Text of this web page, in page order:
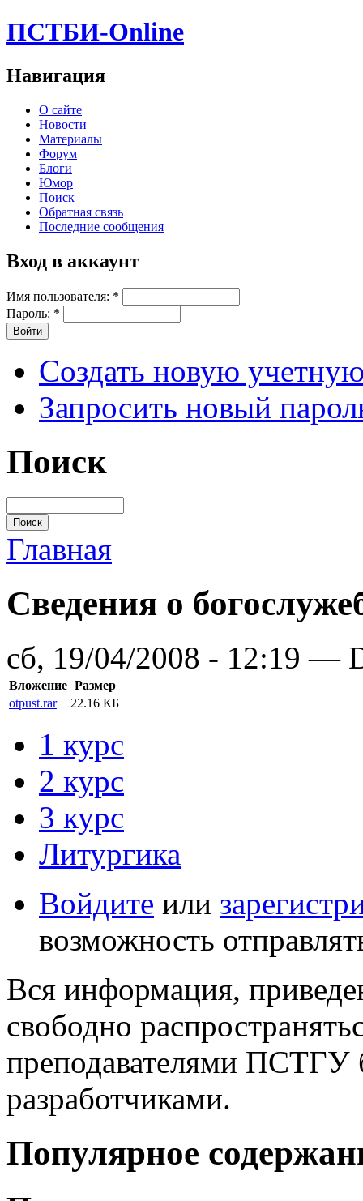
ПСТБИ-Online
Навигация
О сайте
Новости
Материалы
Форум
Блоги
Юмор
Поиск
Обратная связь
Последние сообщения
Вход в аккаунт
Имя пользователя: *
Пароль: *
Создать новую
Запросить новый
Поиск
Главная
Сведения о
сб, 19/04/2008 - 12:19 —
Вложение Размер
otpust.rar
22.16 КБ
1 курс
2 курс
3 курс
Литургика
Войдите или
возможность
Вся информация,
свободно
преподавателями ПСТГУ
разработчиками.
Популярное